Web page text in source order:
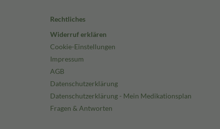
Rechtliches
Widerruf erklären
Cookie-Einstellungen
Impressum
AGB
Datenschutzerklärung
Datenschutzerklärung - Mein Medikationsplan
Fragen & Antworten